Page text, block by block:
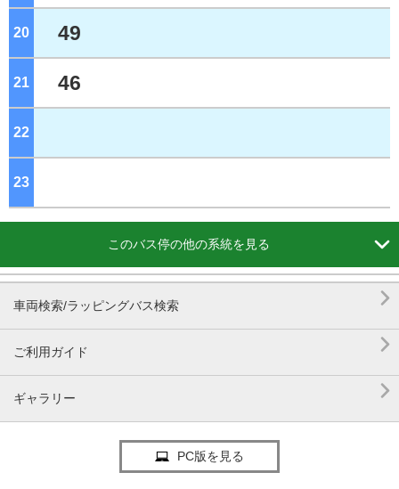
20 49
21 46
22
23
このバス停の他の系統を見る 
車両検索/ラッピングバス検索 
ご利用ガイド 
ギャラリー 
PC版を見る